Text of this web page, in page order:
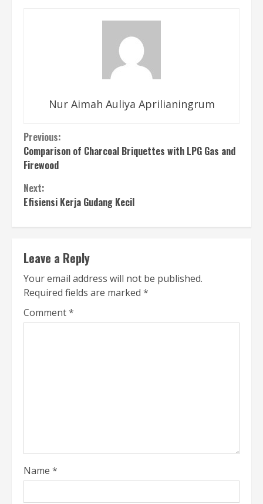
Nur Aimah Auliya Aprilianingrum
Continue
Reading
Previous:
Comparison of Charcoal Briquettes with LPG Gas and
Firewood
Next:
Efisiensi Kerja Gudang Kecil
Leave a Reply
Your email address will not be published.
Required fields are marked *
Comment*
Name *